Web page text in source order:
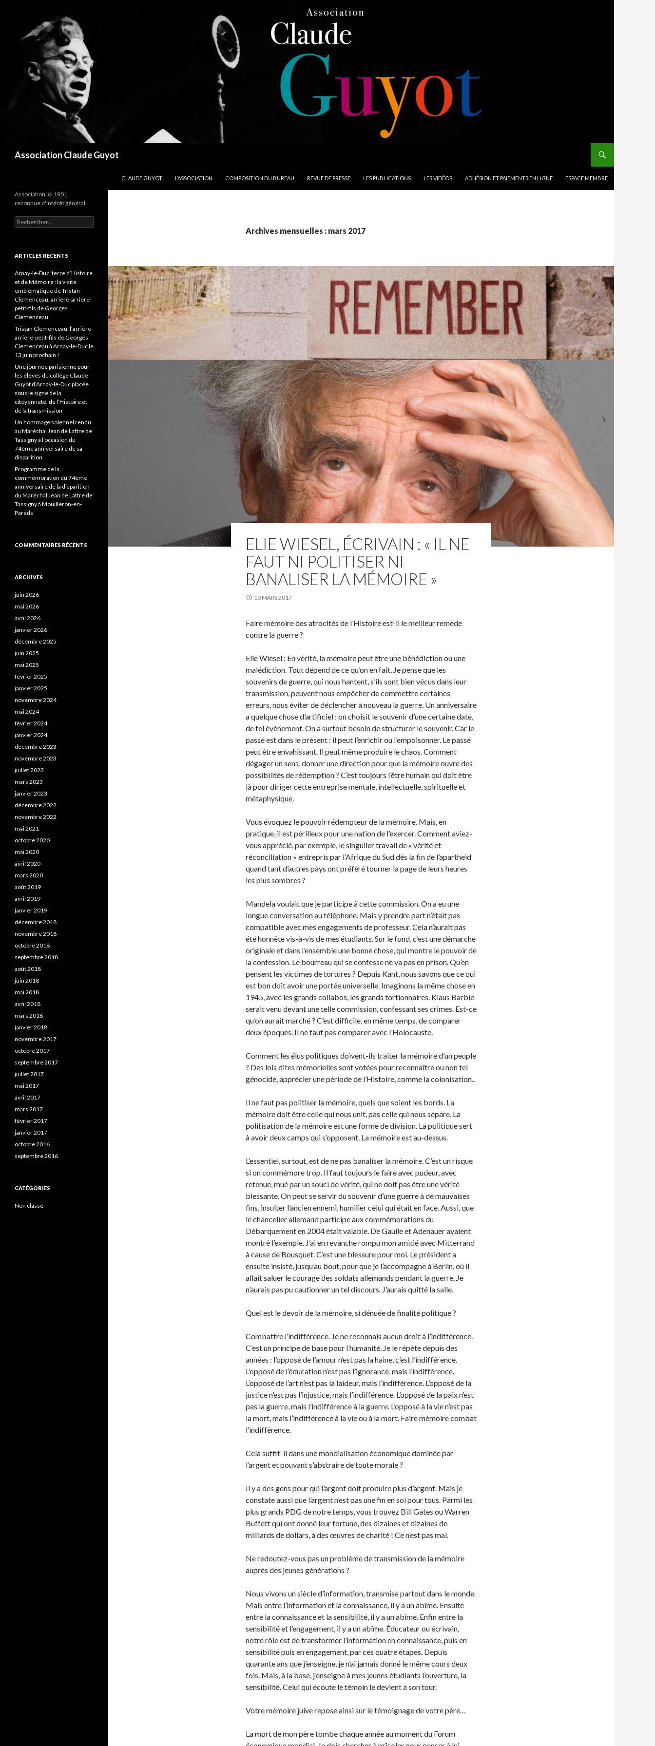
Association Claude Guyot
CLAUDE GUYOT
L’ASSOCIATION COMPOSITION DU BUREAU REVUE DE PRESSE LES PUBLICATIONS LES VIDÉOS ADHÉSION ET PAIEMENTS EN LIGNE ESPACE MEMBRE
Archives mensuelles : mars 2017
ELIE WIESEL, ÉCRIVAIN : « IL NE
FAUT NI POLITISER NI
BANALISER LA MÉMOIRE »
10 MARS 2017
Faire mémoire des atrocités de l’Histoire est-il le meilleur remède
contre la guerre ?
Elie Wiesel : En vérité, la mémoire peut être une bénédiction ou une
malédiction. Tout dépend de ce qu’on en fait. Je pense que les
souvenirs de guerre, qui nous hantent, s’ils sont bien vécus dans leur
transmission, peuvent nous empêcher de commettre certaines
erreurs, nous éviter de déclencher à nouveau la guerre. Un anniversaire
a quelque chose d’artificiel : on choisit le souvenir d’une certaine date,
de tel événement. On a surtout besoin de structurer le souvenir. Car le
passé est dans le présent : il peut l’enrichir ou l’empoisonner. Le passé
peut être envahissant. Il peut même produire le chaos. Comment
dégager un sens, donner une direction pour que la mémoire ouvre des
possibilités de rédemption ? C’est toujours l’être humain qui doit être
là pour diriger cette entreprise mentale, intellectuelle, spirituelle et
métaphysique.
Vous évoquez le pouvoir rédempteur de la mémoire. Mais, en
pratique, il est périlleux pour une nation de l’exercer. Comment aviez-
vous apprécié, par exemple, le singulier travail de « vérité et
réconciliation » entrepris par l’Afrique du Sud dès la fin de l’apartheid
quand tant d’autres pays ont préféré tourner la page de leurs heures
les plus sombres ?
Mandela voulait que je participe à cette commission. On a eu une
longue conversation au téléphone. Mais y prendre part n’était pas
compatible avec mes engagements de professeur. Cela n’aurait pas
été honnête vis-à-vis de mes étudiants. Sur le fond, c’est une démarche
originale et dans l’ensemble une bonne chose, qui montre le pouvoir de
la confession. Le bourreau qui se confesse ne va pas en prison. Qu’en
pensent les victimes de tortures ? Depuis Kant, nous savons que ce qui
est bon doit avoir une portée universelle. Imaginons la même chose en
1945, avec les grands collabos, les grands tortionnaires. Klaus Barbie
serait venu devant une telle commission, confessant ses crimes. Est-ce
qu’on aurait marché ? C’est difficile, en même temps, de comparer
deux époques. Il ne faut pas comparer avec l’Holocauste.
Comment les élus politiques doivent-ils traiter la mémoire d’un peuple
? Des lois dites mémorielles sont votées pour reconnaître ou non tel
génocide, apprécier une période de l’Histoire, comme la colonisation..
Il ne faut pas politiser la mémoire, quels que soient les bords. La
mémoire doit être celle qui nous unit, pas celle qui nous sépare. La
politisation de la mémoire est une forme de division. La politique sert
à avoir deux camps qui s’opposent. La mémoire est au-dessus.
L’essentiel, surtout, est de ne pas banaliser la mémoire. C’est un risque
si on commémore trop. Il faut toujours le faire avec pudeur, avec
retenue, mué par un souci de vérité, qui ne doit pas être une vérité
blessante. On peut se servir du souvenir d’une guerre à de mauvaises
fins, insulter l’ancien ennemi, humilier celui qui était en face. Aussi, que
le chancelier allemand participe aux commémorations du
Débarquement en 2004 était valable. De Gaulle et Adenauer avaient
montré l’exemple. J’ai en revanche rompu mon amitié avec Mitterrand
à cause de Bousquet. C’est une blessure pour moi. Le président a
ensuite insisté, jusqu’au bout, pour que je l’accompagne à Berlin, où il
allait saluer le courage des soldats allemands pendant la guerre. Je
n’aurais pas pu cautionner un tel discours. J’aurais quitté la salle.
Quel est le devoir de la mémoire, si dénuée de finalité politique ?
Combattre l’indifférence. Je ne reconnais aucun droit à l’indifférence.
C’est un principe de base pour l’humanité. Je le répète depuis des
années : l’opposé de l’amour n’est pas la haine, c’est l’indifférence.
L’opposé de l’éducation n’est pas l’ignorance, mais l’indifférence.
L’opposé de l’art n’est pas la laideur, mais l’indifférence. L’opposé de la
justice n’est pas l’injustice, mais l’indifférence. L’opposé de la paix n’est
pas la guerre, mais l’indifférence à la guerre. L’opposé à la vie n’est pas
la mort, mais l’indifférence à la vie ou à la mort. Faire mémoire combat
l’indifférence.
Cela suffit-il dans une mondialisation économique dominée par
l’argent et pouvant s’abstraire de toute morale ?
Il y a des gens pour qui l’argent doit produire plus d’argent. Mais je
constate aussi que l’argent n’est pas une fin en soi pour tous. Parmi les
plus grands PDG de notre temps, vous trouvez Bill Gates ou Warren
Buffett qui ont donné leur fortune, des dizaines et dizaines de
milliards de dollars, à des œuvres de charité ! Ce n’est pas mal.
Ne redoutez-vous pas un problème de transmission de la mémoire
auprès des jeunes générations ?
Nous vivons un siècle d’information, transmise partout dans le monde.
Mais entre l’information et la connaissance, il y a un abîme. Ensuite
entre la connaissance et la sensibilité, il y a un abîme. Enfin entre la
sensibilité et l’engagement, il y a un abîme. Éducateur ou écrivain,
notre rôle est de transformer l’information en connaissance, puis en
sensibilité puis en engagement, par ces quatre étapes. Depuis
quarante ans que j’enseigne, je n’ai jamais donné le même cours deux
fois. Mais, à la base, j’enseigne à mes jeunes étudiants l’ouverture, la
sensibilité. Celui qui écoute le témoin le devient à son tour.
Votre mémoire juive repose ainsi sur le témoignage de votre père…
La mort de mon père tombe chaque année au moment du Forum
Association loi 1901
reconnue d'intérêt général
Rechercher :
ARTICLES RÉCENTS
Arnay-le-Duc, terre d’Histoire
et de Mémoire : la visite
emblématique de Tristan
Clemenceau, arrière-arrière-
petit-fils de Georges
Clemenceau
Tristan Clemenceau, l’arrière-
arrière-petit-fils de Georges
Clemenceau à Arnay-le-Duc le
13 juin prochain !
Une journée parisienne pour
les élèves du collège Claude
Guyot d’Arnay-le-Duc placée
sous le signe de la
citoyenneté, de l’Histoire et
de la transmission
Un hommage solennel rendu
au Maréchal Jean de Lattre de
Tassigny à l’occasion du
74ème anniversaire de sa
disparition
Programme de la
commémoration du 74ème
anniversaire de la disparition
du Maréchal Jean de Lattre de
Tassigny à Mouilleron-en-
Pareds
COMMENTAIRES RÉCENTS
ARCHIVES
juin 2026
mai 2026
avril 2026
janvier 2026
décembre 2025
juin 2025
mai 2025
février 2025
janvier 2025
novembre 2024
mai 2024
février 2024
janvier 2024
décembre 2023
novembre 2023
juillet 2023
mars 2023
janvier 2023
décembre 2022
novembre 2022
mai 2021
octobre 2020
mai 2020
avril 2020
mars 2020
août 2019
avril 2019
janvier 2019
décembre 2018
novembre 2018
octobre 2018
septembre 2018
août 2018
juin 2018
mai 2018
avril 2018
mars 2018
janvier 2018
novembre 2017
octobre 2017
septembre 2017
juillet 2017
mai 2017
avril 2017
mars 2017
février 2017
janvier 2017
octobre 2016
septembre 2016
CATÉGORIES
Non classé